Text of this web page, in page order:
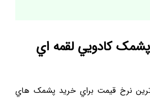
کادويي لقمه اي
نرخ قيمت براي خريد پشمک هاي